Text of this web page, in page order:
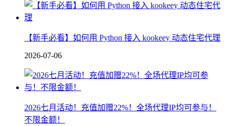
【新手必看】如何用 Python 接入 kookeey 动态住宅代理
2026-07-06
2026七月活动！充值加赠22%！全场代理IP均可参与！
不限金额！